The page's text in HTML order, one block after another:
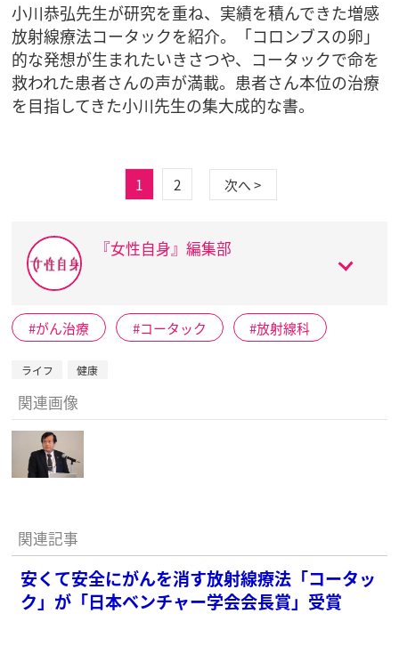
小川恭弘先生が研究を重ね、実績を積んできた増感
放射線療法コータックを紹介。「コロンブスの卵」
的な発想が生まれたいきさつや、コータックで命を
救われた患者さんの声が満載。患者さん本位の治療
を目指してきた小川先生の集大成的な書。
1 2 次へ >
『女性自身』編集部
がん治療 コータック 放射線科
ライフ 健康
関連画像
関連記事
安くて安全にがんを消す放射線療法「コータッ
ク」が「日本ベンチャー学会会長賞」受賞